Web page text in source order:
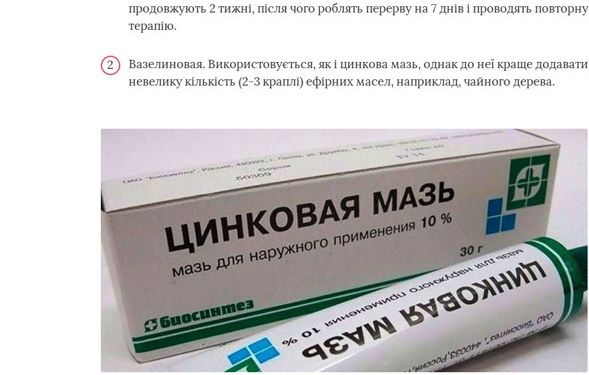
продовжують 2 тижні, після чого роблять перерву на 7 днів і проводять повторну
терапію.
Вазелиновая. Використовується, як і цинкова мазь, однак до неї краще додавати
невелику кількість (2-3 краплі) ефірних масел, наприклад, чайного дерева.